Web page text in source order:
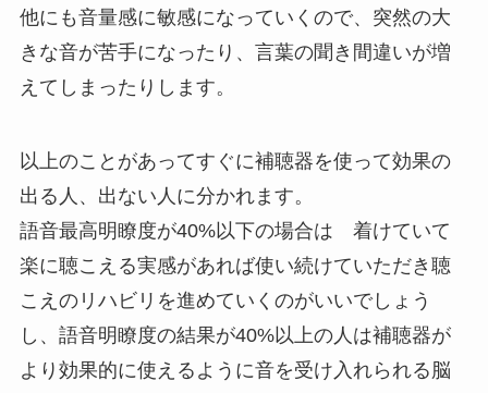
他にも音量感に敏感になっていくので、突然の大
きな音が苦手になったり、言葉の聞き間違いが増
えてしまったりします。
以上のことがあってすぐに補聴器を使って効果の
出る人、出ない人に分かれます。
語音最高明瞭度が40%以下の場合は 着けていて
楽に聴こえる実感があれば使い続けていただき聴
こえのリハビリを進めていくのがいいでしょう
し、語音明瞭度の結果が40%以上の人は補聴器が
より効果的に使えるように音を受け入れられる脳